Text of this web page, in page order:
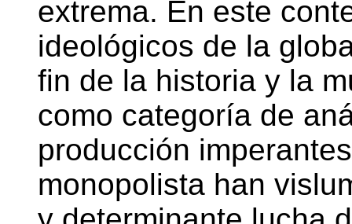
extrema. En este
ideológicos de la
fin de la historia y la
como categoría de
producción
monopolista han